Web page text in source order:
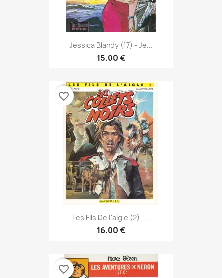
Jessica Blandy (17) - Je...
15.00 €
Les Fils De L'aigle (2) -...
16.00 €
favorite_border
favorite_border